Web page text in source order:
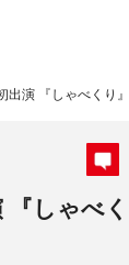
出演 『しゃべくり
『しゃべ